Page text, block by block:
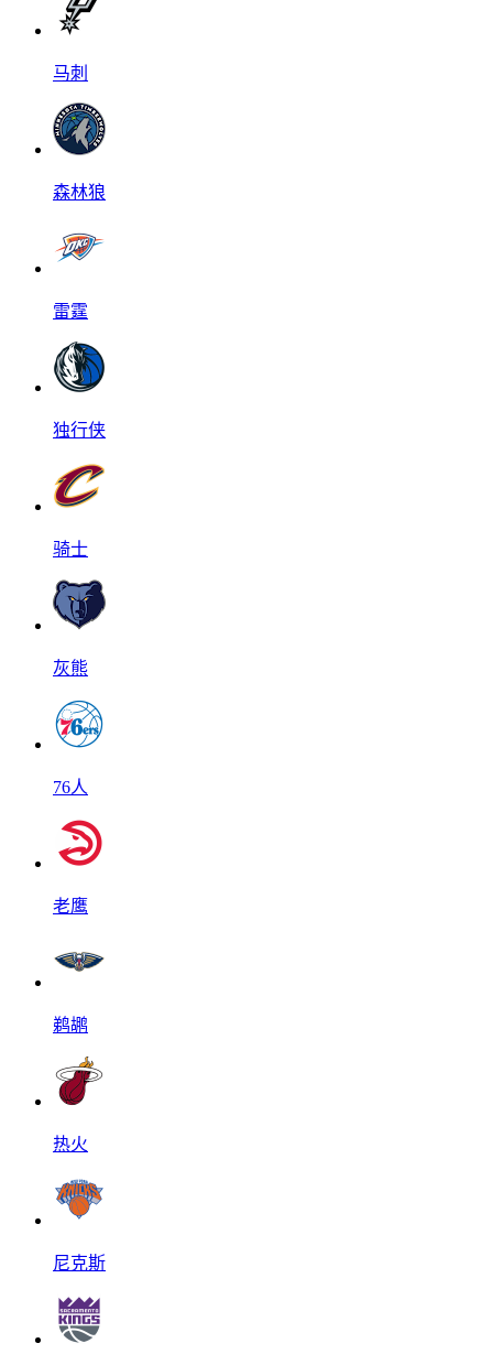
马刺
森林狼
雷霆
独行侠
骑士
灰熊
76人
老鹰
鹈鹕
热火
尼克斯